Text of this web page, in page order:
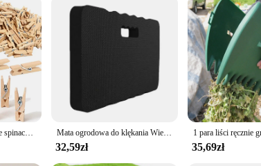
The robust construction ensures that it can withstand the
handle, even when fully loaded, reducing the strain on your
10/20/50 mini drewniane spinacze do bielizny, 1-calowe małe spinacze z drewna rzemieślniczego, bezpłatna lina konopna do ścian fotograficznych i rękodzieła DIY. Mata ogrodowa do klękania Wielofunkcyjna antypoślizgowa mata łazienkowa z pianki EVA Podkładki do jogi Zagęszczone akcesoria treningowe o dużej gęstości
32,59zł 35,69zł